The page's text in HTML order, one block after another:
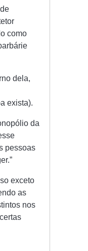
como
dela,
exista).
da
pessoas
exceto
as
nos